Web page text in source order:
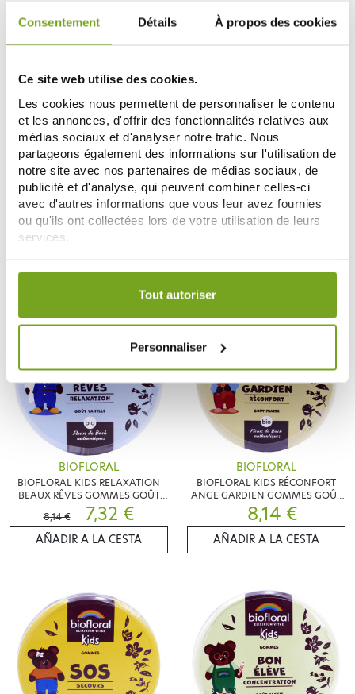
Consentement Détails À propos des cookies
Ce site web utilise des cookies.
Les cookies nous permettent de personnaliser le contenu
et les annonces, d'offrir des fonctionnalités relatives aux
médias sociaux et d'analyser notre trafic. Nous
partageons également des informations sur l'utilisation de
notre site avec nos partenaires de médias sociaux, de
publicité et d'analyse, qui peuvent combiner celles-ci
avec d'autres informations que vous leur avez fournies
ou qu'ils ont collectées lors de votre utilisation de leurs
services.
Votre choix de consentement est conservé pendant une
Tout autoriser
Personnaliser
BIOFLORAL
BIOFLORAL KIDS APAISEMENT
PETIT TOURBILLON GOMMES
GOÛT MANDARINE 45G
8,14 € 6,92 €
BIOFLORAL
BIOFLORAL SOS JOUR SEREIN
PASTILLES GOÛT CITRON 50G
11,12 €
-10%
BIOFLORAL
BIOFLORAL KIDS RELAXATION
BEAUX RÊVES GOMMES GOÛT
VANILLE 45G
8,14 € 7,32 €
AÑADIR A LA CESTA
BIOFLORAL
BIOFLORAL KIDS RÉCONFORT
ANGE GARDIEN GOMMES GOÛT
FRAISE 45G
8,14 €
AÑADIR A LA CESTA